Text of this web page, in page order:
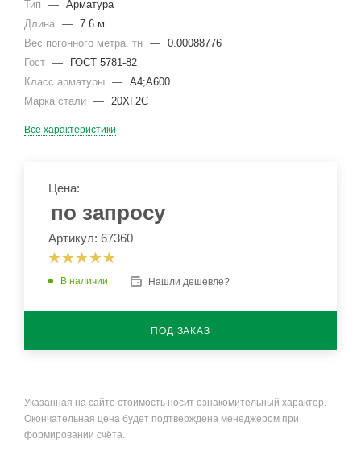
Тип — Арматура
Длина — 7.6 м
Вес погонного метра. тн — 0.00088776
Гост —
ГОСТ 5781-82
Класс арматуры — А4;А600
Марка стали — 20ХГ2С
Все характеристики
Цена:
по запросу
Артикул: 67360
В наличии Нашли дешевле?
ПОД ЗАКАЗ
Указанная на сайте стоимость носит ознакомительный характер.
Окончательная цена будет подтверждена менеджером при
формировании счёта.